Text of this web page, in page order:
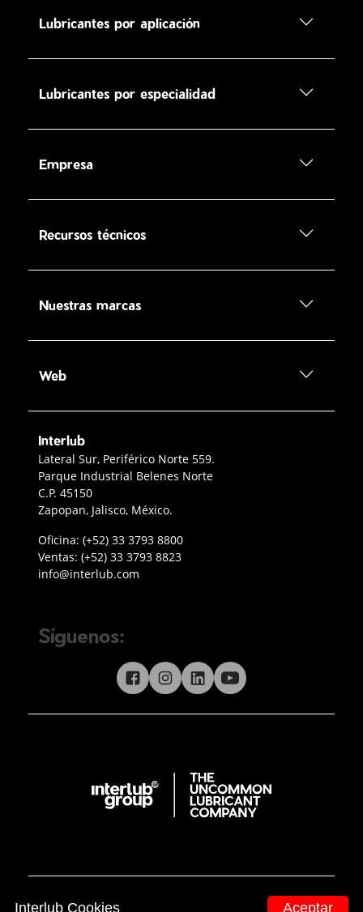
Lubricantes por aplicación
Lubricantes por especialidad
Empresa
Recursos técnicos
Nuestras marcas
Web
Interlub
Contacto Interlub
Lateral Sur, Periférico Norte 559.
Parque Industrial Belenes Norte
C.P. 45150
Zapopan, Jalisco, México.
Oficina: Teléfono oficina Guadalajara
(+52) 33 3793 8800
Ventas: Teléfono ventas
(+52) 33 3793 8823
Enviar correo a Interlub
info@interlub.com
Síguenos:
Síguenos en redes sociales
Aceptar
Interlub Cookies